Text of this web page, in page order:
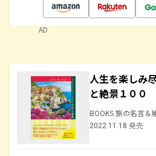
AD
人生を楽しみ
と絶景１００
BOOKS 旅の名言＆
2022.11.18 発売